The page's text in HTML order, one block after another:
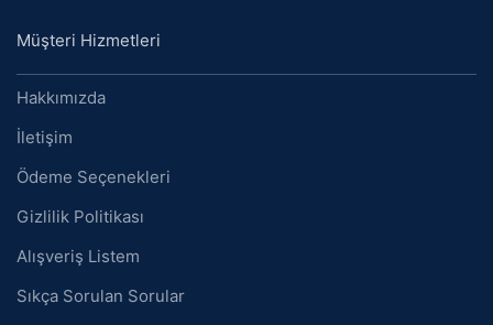
Müşteri Hizmetleri
Hakkımızda
İletişim
Ödeme Seçenekleri
Gizlilik Politikası
Alışveriş Listem
Sıkça Sorulan Sorular